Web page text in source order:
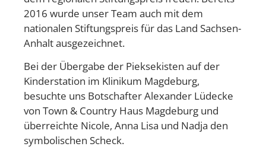
2016 wurde unser Team auch mit dem
nationalen Stiftungspreis für das Land Sachsen-
Anhalt ausgezeichnet.
Bei der Übergabe der Pieksekisten auf der
Kinderstation im Klinikum Magdeburg,
besuchte uns Botschafter Alexander Lüdecke
von Town & Country Haus Magdeburg und
überreichte Nicole, Anna Lisa und Nadja den
symbolischen Scheck.